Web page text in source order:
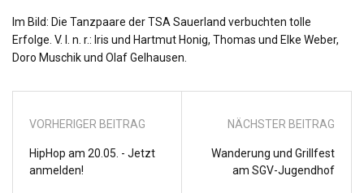
Im Bild: Die Tanzpaare der TSA Sauerland verbuchten tolle
Erfolge. V. l. n. r.: Iris und Hartmut Honig, Thomas und Elke Weber,
Doro Muschik und Olaf Gelhausen.
VORHERIGER BEITRAG
HipHop am 20.05. - Jetzt
anmelden!
NÄCHSTER BEITRAG
Wanderung und Grillfest
am SGV-Jugendhof